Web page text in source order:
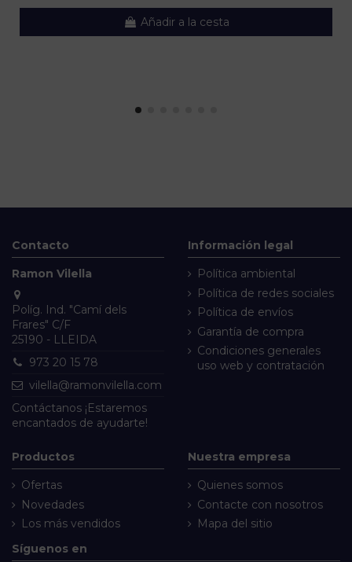
Añadir a la cesta
Contacto
Ramon Vilella
Políg. Ind. "Camí dels
Frares" C/F
25190 - LLEIDA
973 20 15 78
vilella@ramonvilella.com
Contáctanos ¡Estaremos
encantados de ayudarte!
Información legal
Política ambiental
Política de redes sociales
Política de envíos
Garantía de compra
Condiciones generales
uso web y contratación
Productos
Ofertas
Novedades
Los más vendidos
Nuestra empresa
Quienes somos
Contacte con nosotros
Mapa del sitio
Síguenos en